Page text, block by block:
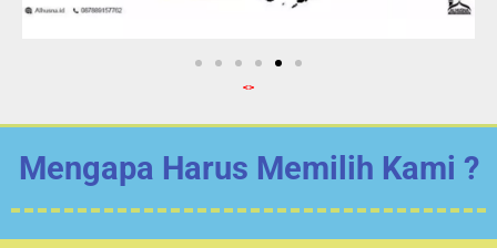
<>
Mengapa Harus Memilih Kami ?